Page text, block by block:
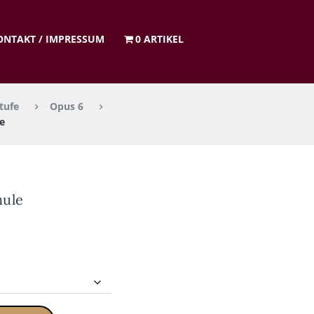
/ IMPRES­SUM 0 ARTIKEL
Opus 6